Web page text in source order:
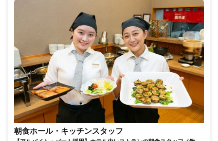
朝食ホール・キッチンスタッフ